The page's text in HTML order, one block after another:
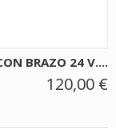
BRAZO 24 V....
120,00 €